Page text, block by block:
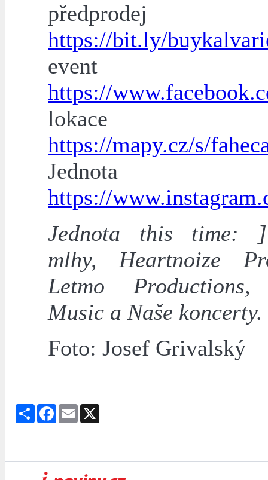
předprodej
https://bit.ly/
event
https://
lokace
https://mapy.cz/s/
Jednota
https://
Jednota this time:
mlhy, Heartnoize
Letmo
Music a Naše koncerty.
Foto: Josef Grivalský
Share Facebook
Email